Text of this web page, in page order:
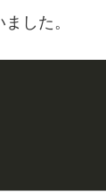
した。